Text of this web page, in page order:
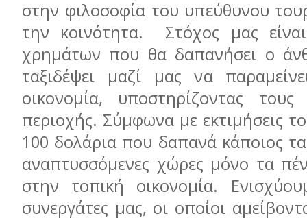
στην φιλοσοφία του υπεύθυνου
την κοινότητα. Στόχος μας
χρημάτων που θα δαπανήσει ο
ταξιδέψει μαζί μας να
οικονομία, υποστηρίζοντας τους
περιοχής. Σύμφωνα με εκτιμήσεις
100 δολάρια που δαπανά κάποιος
αναπτυσσόμενες χώρες μόνο τα
στην τοπική οικονομία.
συνεργάτες μας, οι οποίοι